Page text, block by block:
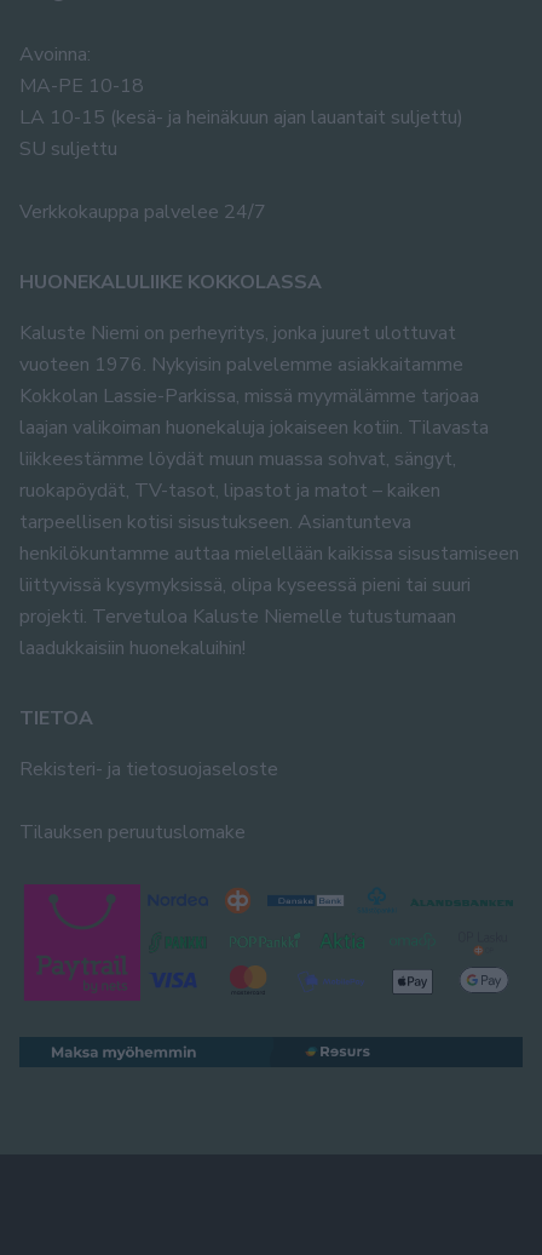
Avoinna:
MA-PE 10-18
LA 10-15 (kesä- ja heinäkuun ajan lauantait suljettu)
SU suljettu
Verkkokauppa palvelee 24/7
HUONEKALULIIKE KOKKOLASSA
Kaluste Niemi on perheyritys, jonka juuret ulottuvat
vuoteen 1976. Nykyisin palvelemme asiakkaitamme
Kokkolan Lassie-Parkissa, missä myymälämme tarjoaa
laajan valikoiman huonekaluja jokaiseen kotiin. Tilavasta
liikkeestämme löydät muun muassa sohvat, sängyt,
ruokapöydät, TV-tasot, lipastot ja matot – kaiken
tarpeellisen kotisi sisustukseen. Asiantunteva
henkilökuntamme auttaa mielellään kaikissa sisustamiseen
liittyvissä kysymyksissä, olipa kyseessä pieni tai suuri
projekti. Tervetuloa Kaluste Niemelle tutustumaan
laadukkaisiin huonekaluihin!
TIETOA
Rekisteri- ja tietosuojaseloste
Tilauksen peruutuslomake